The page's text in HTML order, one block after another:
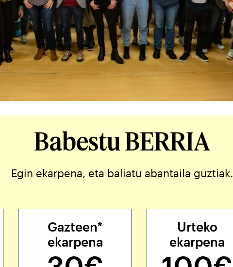
Babestu BERRIA
Egin ekarpena, eta baliatu abantaila guztiak.
Gazteen*
ekarpena
Urteko
ekarpena